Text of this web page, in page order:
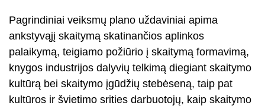
Pagrindiniai veiksmų plano uždaviniai apima
ankstyvąjį skaitymą skatinančios aplinkos
palaikymą, teigiamo požiūrio į skaitymą formavimą,
knygos industrijos dalyvių telkimą diegiant skaitymo
kultūrą bei skaitymo įgūdžių stebėseną, taip pat
kultūros ir švietimo srities darbuotojų, kaip skaitymo